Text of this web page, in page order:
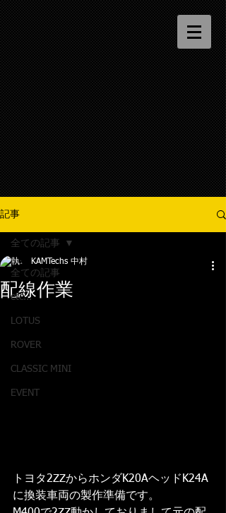
記事
全ての記事
etc...
LOTUS
ROVER
CLASSIC MINI
EVENT
全ての記事
配線作業
KAMTechs 中村
トヨタ2ZZからホンダK20AヘッドK24A
に換装車両の製作準備です。